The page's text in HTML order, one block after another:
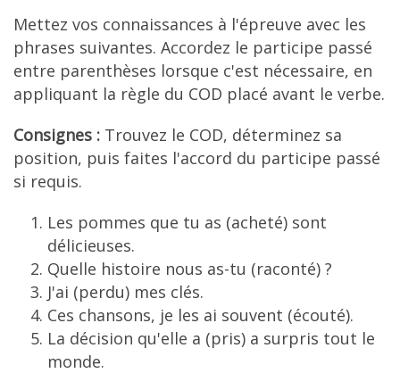
Mettez vos connaissances à l'épreuve avec les
phrases suivantes. Accordez le participe passé
entre parenthèses lorsque c'est nécessaire, en
appliquant la règle du COD placé avant le verbe.
Consignes : Trouvez le COD, déterminez sa
position, puis faites l'accord du participe passé
si requis.
Les pommes que tu as (acheté) sont
délicieuses.
Quelle histoire nous as-tu (raconté) ?
J'ai (perdu) mes clés.
Ces chansons, je les ai souvent (écouté).
La décision qu'elle a (pris) a surpris tout le
monde.